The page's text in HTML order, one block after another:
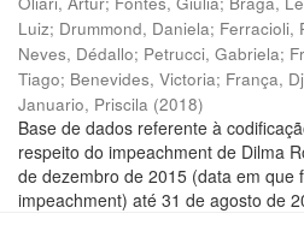
Luiz; Drummond, Daniela; Ferracioli,
Neves, Dédallo; Petrucci, Gabriela;
Tiago; Benevides, Victoria; França,
Januario, Priscila (2018)
Base de dados referente à
respeito do impeachment de Dilma
de dezembro de 2015 (data em que
impeachment) até 31 de agosto de